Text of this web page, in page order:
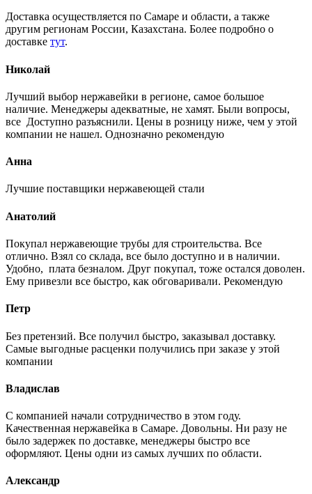
Доставка осуществляется по Самаре и области, а также
другим регионам России, Казахстана. Более подробно о
доставке тут.
Николай
Лучший выбор нержавейки в регионе, самое большое
наличие. Менеджеры адекватные, не хамят. Были вопросы,
все Доступно разъяснили. Цены в розницу ниже, чем у этой
компании не нашел. Однозначно рекомендую
Анна
Лучшие поставщики нержавеющей стали
Анатолий
Покупал нержавеющие трубы для строительства. Все
отлично. Взял со склада, все было доступно и в наличии.
Удобно, плата безналом. Друг покупал, тоже остался доволен.
Ему привезли все быстро, как обговаривали. Рекомендую
Петр
Без претензий. Все получил быстро, заказывал доставку.
Самые выгодные расценки получились при заказе у этой
компании
Владислав
С компанией начали сотрудничество в этом году.
Качественная нержавейка в Самаре. Довольны. Ни разу не
было задержек по доставке, менеджеры быстро все
оформляют. Цены одни из самых лучших по области.
Александр